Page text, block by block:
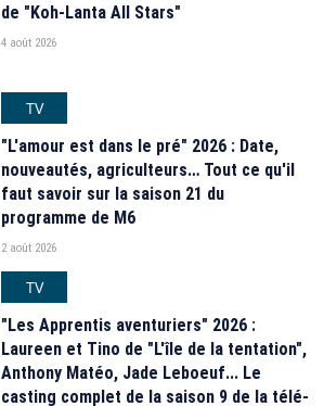
de "Koh-Lanta All Stars"
4 août 2026
TV
"L'amour est dans le pré" 2026 : Date,
nouveautés, agriculteurs… Tout ce qu'il
faut savoir sur la saison 21 du
programme de M6
2 août 2026
TV
"Les Apprentis aventuriers" 2026 :
Laureen et Tino de "L'île de la tentation",
Anthony Matéo, Jade Leboeuf... Le
casting complet de la saison 9 de la télé-